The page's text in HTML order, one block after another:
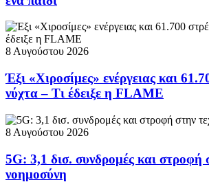
8 Αυγούστου 2026
Έξι «Χιροσίμες» ενέργειας και
νύχτα – Τι έδειξε η FLAME
8 Αυγούστου 2026
5G: 3,1 δισ. συνδρομές και στροφή
νοημοσύνη